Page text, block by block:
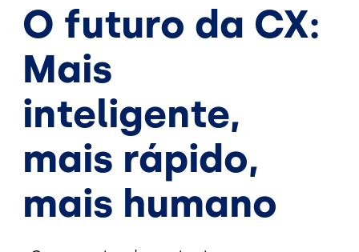
O futuro da CX:
Mais
inteligente,
mais rápido,
mais humano